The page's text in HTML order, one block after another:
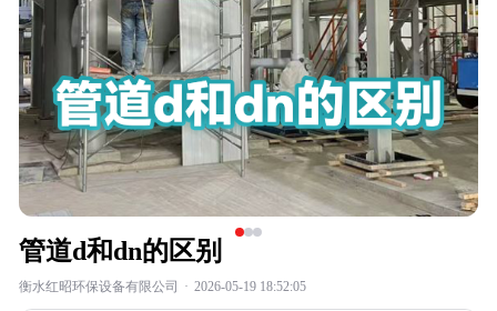
管道d和dn的区别
衡水红昭环保设备有限公司 · 2026-05-19 18:52:05